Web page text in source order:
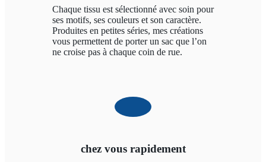
Chaque tissu est sélectionné avec soin pour
ses motifs, ses couleurs et son caractère.
Produites en petites séries, mes créations
vous permettent de porter un sac que l’on
ne croise pas à chaque coin de rue.
chez vous rapidement